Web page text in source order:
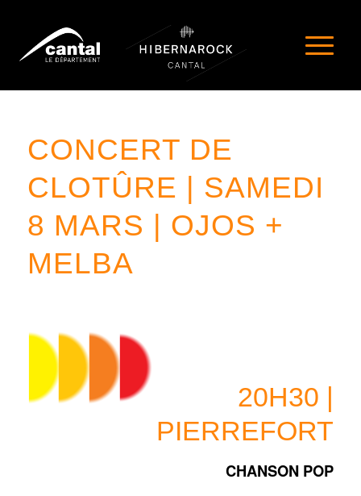
CONCERT DE
CLOTÛRE | SAMEDI
8 MARS | OJOS +
MELBA
20H30 |
PIERREFORT
CHANSON POP